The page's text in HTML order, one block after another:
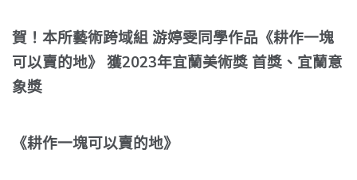
賀！本所藝術跨域組 游婷雯同學作品《耕作一塊
可以賣的地》 獲2023年宜蘭美術獎 首獎、宜蘭意
象獎
《耕作一塊可以賣的地》